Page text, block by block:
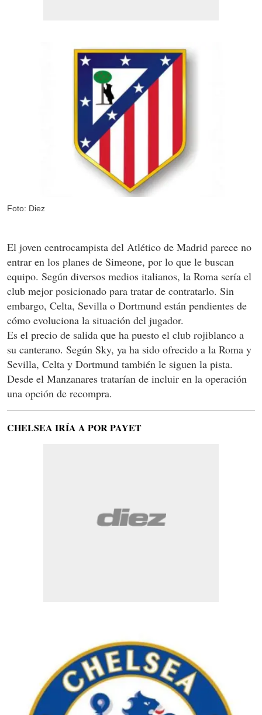
Foto: Diez
El joven centrocampista del Atlético de Madrid parece no
entrar en los planes de Simeone, por lo que le buscan
equipo. Según diversos medios italianos, la Roma sería el
club mejor posicionado para tratar de contratarlo. Sin
embargo, Celta, Sevilla o Dortmund están pendientes de
cómo evoluciona la situación del jugador.
Es el precio de salida que ha puesto el club rojiblanco a
su canterano. Según Sky, ya ha sido ofrecido a la Roma y
Sevilla, Celta y Dortmund también le siguen la pista.
Desde el Manzanares tratarían de incluir en la operación
una opción de recompra.
CHELSEA IRÍA A POR PAYET